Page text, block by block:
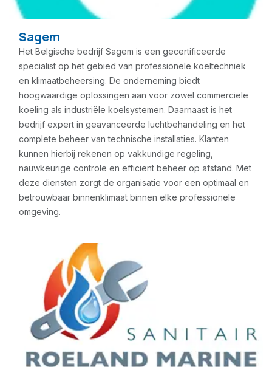
Sagem
Het Belgische bedrijf Sagem is een gecertificeerde
specialist op het gebied van professionele koeltechniek
en klimaatbeheersing. De onderneming biedt
hoogwaardige oplossingen aan voor zowel commerciële
koeling als industriële koelsystemen. Daarnaast is het
bedrijf expert in geavanceerde luchtbehandeling en het
complete beheer van technische installaties. Klanten
kunnen hierbij rekenen op vakkundige regeling,
nauwkeurige controle en efficiënt beheer op afstand. Met
deze diensten zorgt de organisatie voor een optimaal en
betrouwbaar binnenklimaat binnen elke professionele
omgeving.